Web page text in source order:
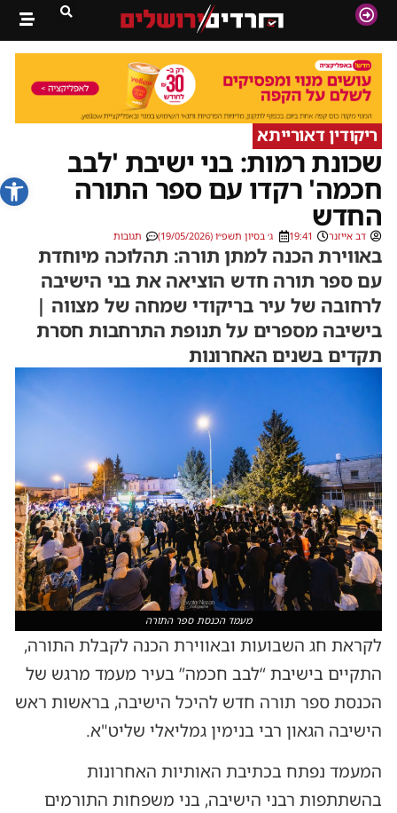
פתח
ריקודין דאורייתא
שכונת רמות: בני ישיבת 'לבב
חכמה' רקדו עם ספר התורה
החדש
דב אייזנר 19:41 ג׳ בסיון תשפ״ו (19/05/2026) תגובות
באווירת הכנה למתן תורה: תהלוכה מיוחדת
עם ספר תורה חדש הוציאה את בני הישיבה
לרחובה של עיר בריקודי שמחה של מצווה |
בישיבה מספרים על תנופת התרחבות חסרת
תקדים בשנים האחרונות
מעמד הכנסת ספר התורה
לקראת חג השבועות ובאווירת הכנה לקבלת התורה,
התקיים בישיבת “לבב חכמה” בעיר מעמד מרגש של
הכנסת ספר תורה חדש להיכל הישיבה, בראשות ראש
הישיבה הגאון רבי בנימין גמליאלי שליט"א.
המעמד נפתח בכתיבת האותיות האחרונות
בהשתתפות רבני הישיבה, בני משפחות התורמים